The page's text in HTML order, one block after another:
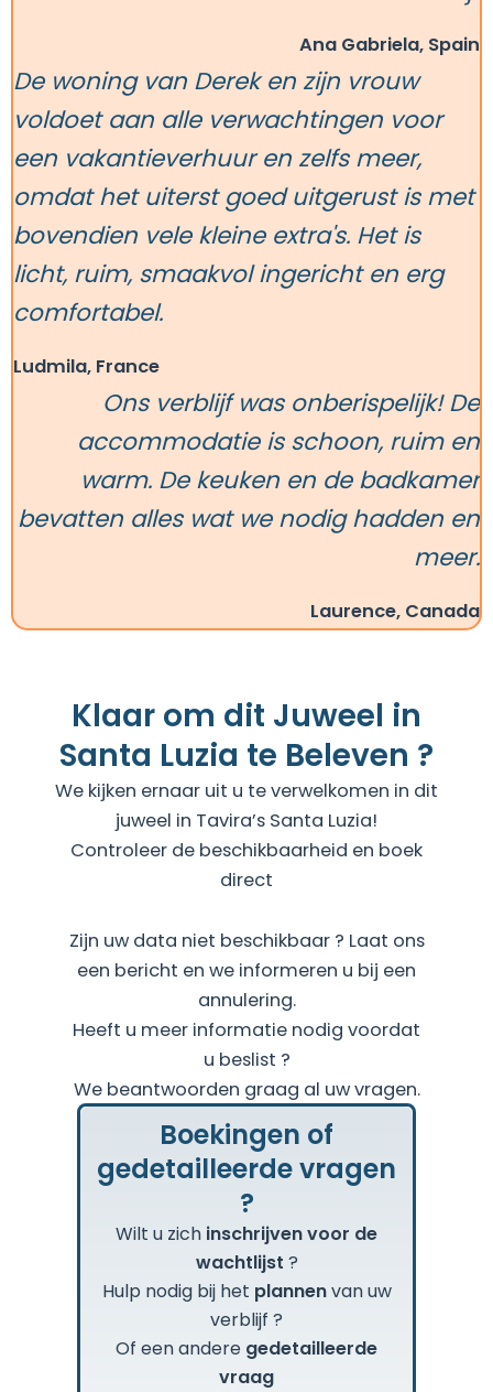
Ana Gabriela, Spain
De woning van Derek en zijn vrouw
voldoet aan alle verwachtingen voor
een vakantieverhuur en zelfs meer,
omdat het uiterst goed uitgerust is met
bovendien vele kleine extra's. Het is
licht, ruim, smaakvol ingericht en erg
comfortabel.
Ludmila, France
Ons verblijf was onberispelijk! De
accommodatie is schoon, ruim en
warm. De keuken en de badkamer
bevatten alles wat we nodig hadden en
meer.
Laurence, Canada
Klaar om dit Juweel in
Santa Luzia te Beleven ?
We kijken ernaar uit u te verwelkomen in dit
juweel in Tavira’s Santa Luzia!
Controleer de beschikbaarheid en boek
direct
Zijn uw data niet beschikbaar ? Laat ons
een bericht en we informeren u bij een
annulering.
Heeft u meer informatie nodig voordat
u beslist ?
We beantwoorden graag al uw vragen.
Boekingen of
gedetailleerde vragen
?
Wilt u zich inschrijven voor de
wachtlijst ?
Hulp nodig bij het plannenvan uw
verblijf ?
Of een andere gedetailleerde
vraag